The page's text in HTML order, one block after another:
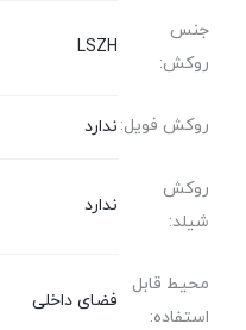
جنس
روکش:
LSZH
روکش فویل: ندارد
روکش
شیلد:
ندارد
محیط قابل
استفاده:
فضای داخلی